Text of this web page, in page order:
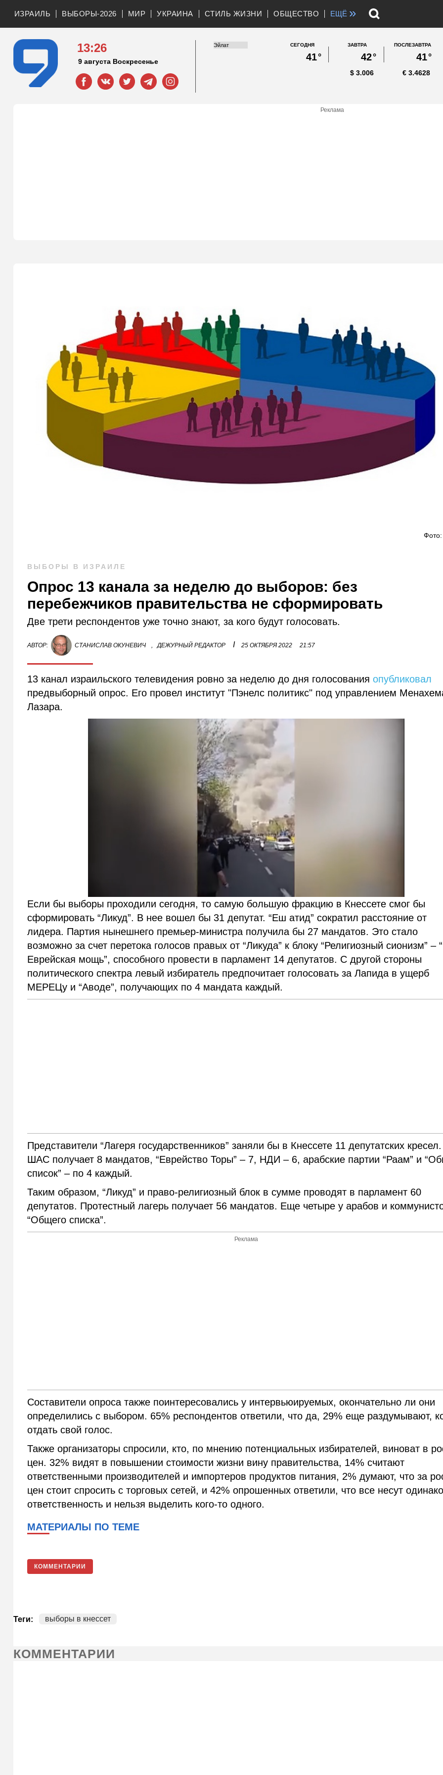
ИЗРАИЛЬ ВЫБОРЫ-2026 МИР УКРАИНА СТИЛЬ ЖИЗНИ ОБЩЕСТВО ЕЩЁ »
13:26
9 августа Воскресенье
СЕГОДНЯ
41°
ЗАВТРА
42°
ПОСЛЕЗАВТРА
41°
3.006
$ 3.4628
€
Реклама
Фото:
ВЫБОРЫ В ИЗРАИЛЕ
Опрос 13 канала за неделю до выборов: без
перебежчиков правительства не сформировать
Две трети респондентов уже точно знают, за кого будут голосовать.
АВТОР: СТАНИСЛАВ ОКУНЕВИЧ , ДЕЖУРНЫЙ РЕДАКТОР I 25 ОКТЯБРЯ 2022 21:57
13 канал израильского телевидения ровно за неделю до дня голосованияопубликовал
предвыборный опрос. Его провел институт "Пэнелс политикс" под управлением
Лазара.
Если бы выборы проходили сегодня, то самую большую фракцию в Кнессете смог бы
сформировать “Ликуд”. В нее вошел бы 31 депутат. “Еш атид” сократил расстояние от
лидера. Партия нынешнего премьер-министра получила бы 27 мандатов. Это стало
возможно за счет перетока голосов правых от “Ликуда” к блоку “Религиозный сионизм” – “
Еврейская мощь”, способного провести в парламент 14 депутатов. С другой стороны
политического спектра левый избиратель предпочитает голосовать за Лапида в ущерб
МЕРЕЦу и “Аводе”, получающих по 4 мандата каждый.
Представители “Лагеря государственников” заняли бы в Кнессете 11 депутатских кресел.
ШАС получает 8 мандатов, “Еврейство Торы” – 7, НДИ – 6, арабские партии “Раам” и
список” – по 4 каждый.
Таким образом, “Ликуд” и право-религиозный блок в сумме проводят в парламент 60
депутатов. Протестный лагерь получает 56 мандатов. Еще четыре у арабов и
“Общего списка”.
Реклама
Составители опроса также поинтересовались у интервьюируемых, окончательно ли они
определились с выбором. 65% респондентов ответили, что да, 29% еще раздумывают,
отдать свой голос.
Также организаторы спросили, кто, по мнению потенциальных избирателей, виноват в
цен. 32% видят в повышении стоимости жизни вину правительства, 14% считают
ответственными производителей и импортеров продуктов питания, 2% думают, что за
цен стоит спросить с торговых сетей, и 42% опрошенных ответили, что все несут
ответственность и нельзя выделить кого-то одного.
МАТЕРИАЛЫ ПО ТЕМЕ
КОММЕНТАРИИ
Теги: выборы в кнессет
КОММЕНТАРИИ